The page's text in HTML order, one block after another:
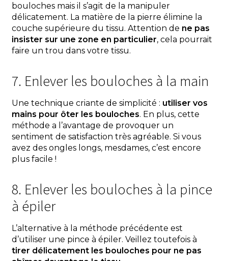
bouloches mais il s’agit de la manipuler
délicatement. La matière de la pierre élimine la
couche supérieure du tissu. Attention de ne pas
insister sur une zone en particulier, cela pourrait
faire un trou dans votre tissu.
7. Enlever les bouloches à la main
Une technique criante de simplicité : utiliser vos
mains pour ôter les bouloches. En plus, cette
méthode a l’avantage de provoquer un
sentiment de satisfaction très agréable. Si vous
avez des ongles longs, mesdames, c’est encore
plus facile !
8. Enlever les bouloches à la pince
à épiler
L’alternative à la méthode précédente est
d’utiliser une pince à épiler. Veillez toutefois à
tirer délicatement les bouloches pour ne pas